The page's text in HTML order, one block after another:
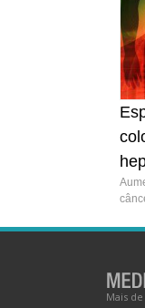
Mais